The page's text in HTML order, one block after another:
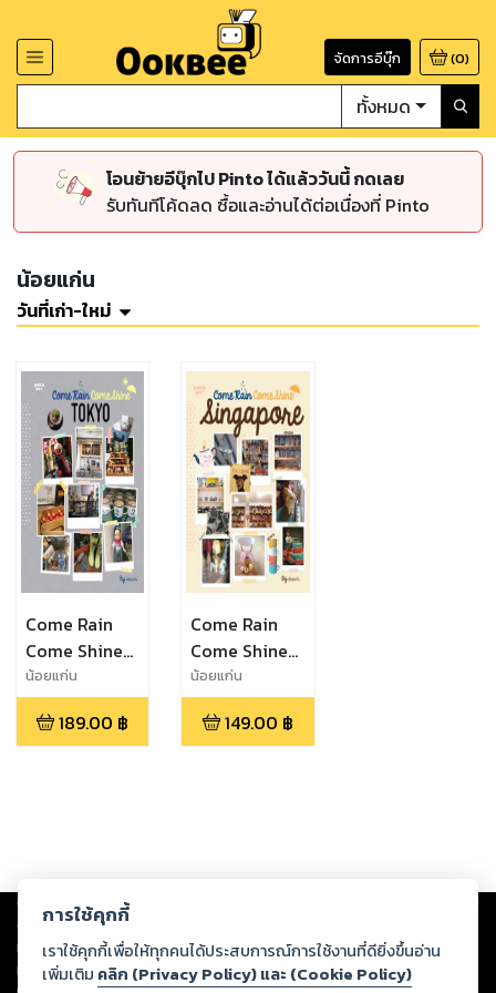
จัดการอีบุ๊ก (0)
ทั้งหมด
โอนย้ายอีบุ๊กไป Pinto ได้แล้ววันนี้ กดเลย
รับทันทีโค้ดลด ซื้อและอ่านได้ต่อเนื่องที่ Pinto
น้อยแก่น
วันที่เก่า-ใหม่
Come Rain
Come Shine
Tokyo
น้อยแก่น
189.00 ฿
Come Rain
Come Shine
Singapore
น้อยแก่น
149.00 ฿
Copyright © 2026
ต่อผลงานหรือเนื้อหาใดที่อัปโหลดผ่านเว็บไซต์และปรากฏว่าละเมิดสิทธิใน
ทรัพย์สินทางปัญญาของบุคคลอื่นหรือขัดต่อกฎหมายและศีลธรรม ดังนั้น ผู้อ่าน
ทุกท่านโปรดใช้วิจารณญาณในการกลั่นกรองด้วยตนเอง และหากท่านพบว่าส่วน
การใช้คุกกี้
เราใช้คุกกี้เพื่อให้ทุกคนได้ประสบการณ์การใช้งานที่ดียิ่งขึ้นอ่าน
เพิ่มเติม คลิก (Privacy Policy) และ (Cookie Policy)